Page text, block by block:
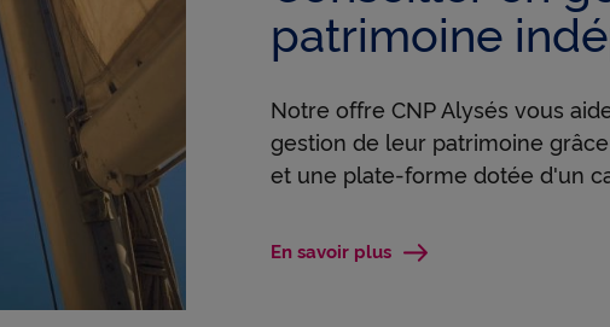
patrimoine
Notre offre CNP Alysés vous
gestion de leur patrimoine
et une plate-forme dotée d'un
En savoir plus